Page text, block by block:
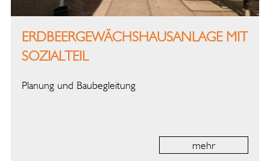
ERDBEERGEWÄCHSHAUSANLAGE MIT
SOZIALTEIL
Planung und Baubegleitung
mehr